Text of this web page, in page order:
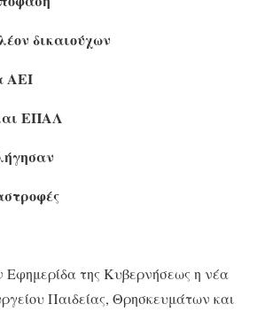
δικαιούχων
ΑΕΙ
ΕΠΑΛ
Εφημερίδα της Κυβερνήσεως η νέα
Παιδείας, Θρησκευμάτων και